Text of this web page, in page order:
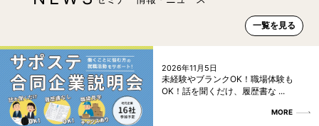
一覧を見る
2026年11月5日
未経験やブランクOK！職場体験も
OK！話を聞くだけ、履歴書な ...
MORE